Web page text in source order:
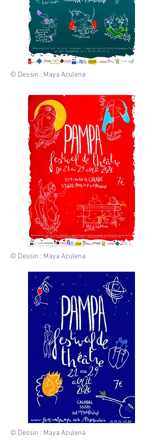
© Dessin : Maya Azulena
© Dessin : Maya Azulena
© Dessin : Maya Azulena